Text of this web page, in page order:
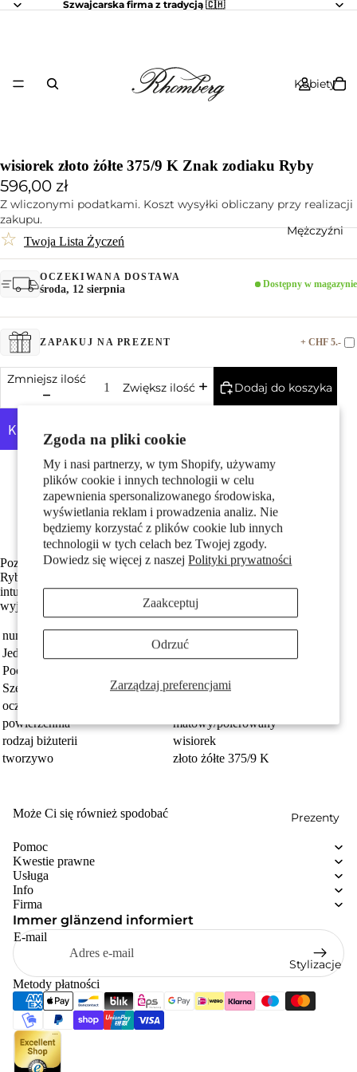
Zgoda na pliki cookie
My i nasi partnerzy, w tym Shopify, używamy
plików cookie i innych technologii w celu
zapewnienia spersonalizowanego środowiska,
wyświetlania reklam i prowadzenia analiz. Nie
będziemy korzystać z plików cookie lub innych
technologii w tych celach bez Twojej zgody.
Dowiedz się więcej z naszejPolityki prywatności
Zarządzaj preferencjami
Zaakceptuj
Odrzuć
Szwajcarska firma z tradycją 🇨🇭
Kobiety
Mężczyźni
Prezenty
Stylizacje
wisiorek złoto żółte 375/9 K Znak zodiaku Ryby
596,00 zł
Z wliczonymi podatkami. Koszt wysyłki obliczany przy realizacji
zakupu.
☆ Twoja Lista Życzeń
OCZEKIWANA DOSTAWA
środa, 12 sierpnia Dostępny w magazynie
ZAPAKUJ NA PREZENT + CHF 5.-
Zmniejsz ilość
Zwiększ ilość Dodaj do koszyka
Więcej opcji płatności
Made in Germany
Wykonane z odzyskanego złota
Średnica wewnętrzna oczka wynosi 4.0 mm
Darmowa dostawa
Pozłacany wisiorek z żółtego złota przedstawiający znak zodiaku
Ryby. Stylowy i elegancki dodatek, który symbolizuje mistycyzm i
intuicję osób spod tego znaku. Idealny jako osobisty talizman lub
wyjątkowy prezent dla bliskiej osoby.
numer zamówienia
340262
Jednostka
sztuka
Pochodzenie
Szerokość
11 mm
oczko przyczepy
powierzchnia
matowy/polerowany
rodzaj biżuterii
wisiorek
tworzywo
złoto żółte 375/9 K
Może Ci się również spodobać
Pomoc
Kwestie prawne
Usługa
Info
Firma
Immer glänzend informiert
E-mail
Metody płatności